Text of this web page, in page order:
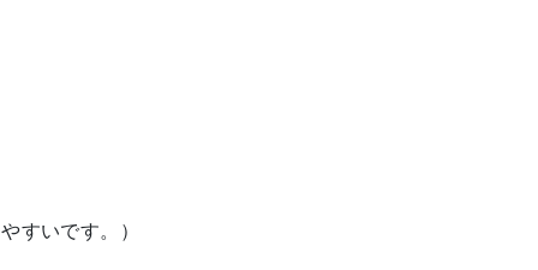
すいです。）